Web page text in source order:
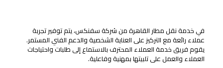
في خدمة نقل مطار القاهرة من شركة سفنكس، يتم توفير تجربة
عملاء رائعة مع التركيز على العناية الشخصية والدعم الفني المستمر.
يقوم فريق خدمة العملاء المحترف بالاستماع إلى طلبات واحتياجات
العملاء والعمل على تلبيتها بمهنية وفاعلية.